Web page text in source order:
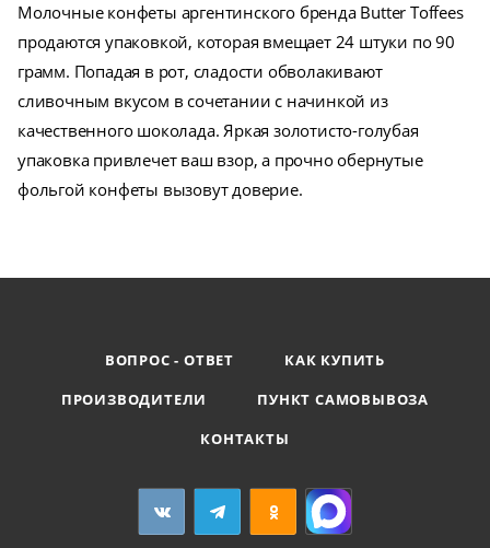
Молочные конфеты аргентинского бренда Butter Toffees
продаются упаковкой, которая вмещает 24 штуки по 90
грамм. Попадая в рот, сладости обволакивают
сливочным вкусом в сочетании с начинкой из
качественного шоколада. Яркая золотисто-голубая
упаковка привлечет ваш взор, а прочно обернутые
фольгой конфеты вызовут доверие.
ВОПРОС - ОТВЕТ
КАК КУПИТЬ
ПРОИЗВОДИТЕЛИ
ПУНКТ САМОВЫВОЗА
КОНТАКТЫ